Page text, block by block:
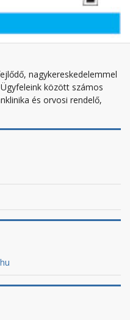
nagykereskedelemmel
között számos
és orvosi rendelő,